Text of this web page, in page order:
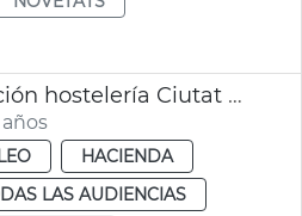
Reunión Federación hostelería Ciutat Vella
HACIENDA
LAS AUDIENCIAS